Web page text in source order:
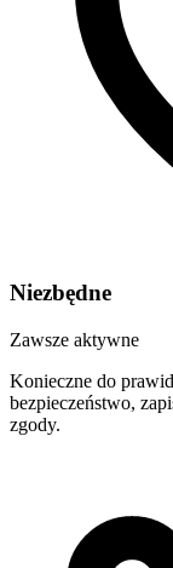
Niezbędne
Zawsze aktywne
Konieczne do
bezpieczeństwo,
zgody.